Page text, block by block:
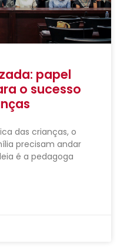
papel
o sucesso
das crianças, o
precisam andar
é a pedagoga